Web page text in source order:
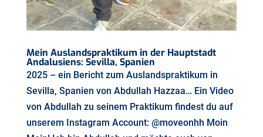
Mein Auslandspraktikum in der Hauptstadt
Andalusiens: Sevilla, Spanien
2025 – ein Bericht zum Auslandspraktikum in
Sevilla, Spanien von Abdullah Hazzaa… Ein Video
von Abdullah zu seinem Praktikum findest du auf
unserem Instagram Account: @moveonhh Moin